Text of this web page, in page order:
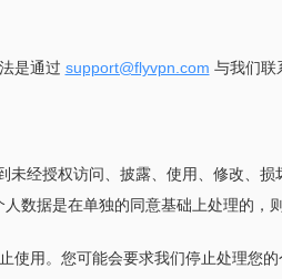
是通过 support@flyvpn.com 与我们联
经授权访问、披露、使用、修改、
据是在单独的同意基础上处理的，
用。您可能会要求我们停止处理您